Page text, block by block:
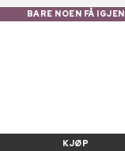
BARE NOEN FÅ IGJEN
KJØP